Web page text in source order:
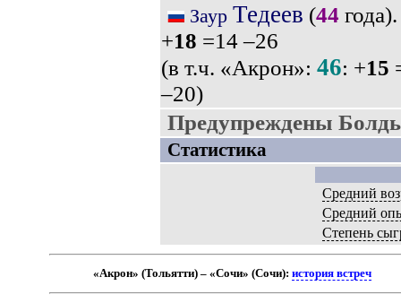
Заур Тедеев (44
+18 =14 –26
(в т.ч. «Акрон»: 46: +15
–20)
Предупреждены
Статистика
Средний
Средний
Степень
«Акрон» (Тольятти) – «Сочи» (Сочи):история встреч